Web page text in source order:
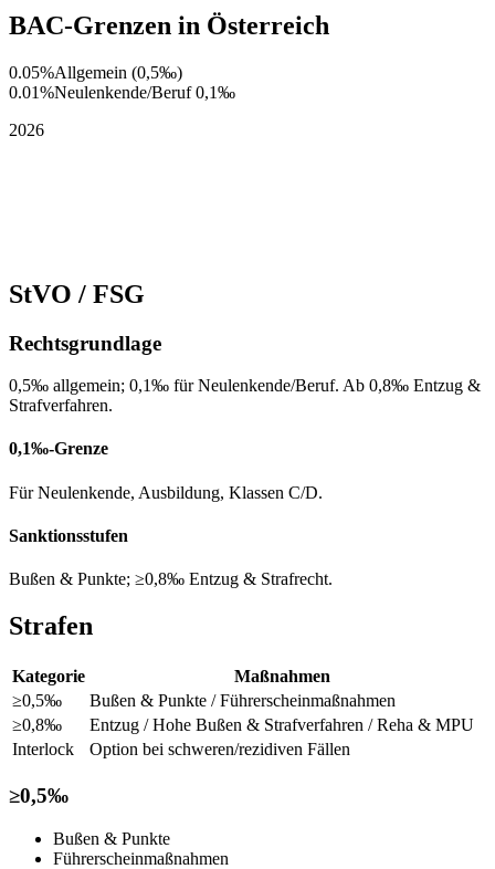
BAC‑Grenzen in Österreich
0.05%Allgemein (0,5‰)
0.01%Neulenkende/Beruf 0,1‰
2026
StVO / FSG
Rechtsgrundlage
0,5‰ allgemein; 0,1‰ für Neulenkende/Beruf. Ab 0,8‰ Entzug &
Strafverfahren.
0,1‰‑Grenze
Für Neulenkende, Ausbildung, Klassen C/D.
Sanktionsstufen
Bußen & Punkte; ≥0,8‰ Entzug & Strafrecht.
Strafen
Kategorie
Maßnahmen
≥0,5‰
Bußen & Punkte / Führerscheinmaßnahmen
≥0,8‰
Entzug / Hohe Bußen & Strafverfahren / Reha & MPU
Interlock
Option bei schweren/rezidiven Fällen
≥0,5‰
Bußen & Punkte
Führerscheinmaßnahmen